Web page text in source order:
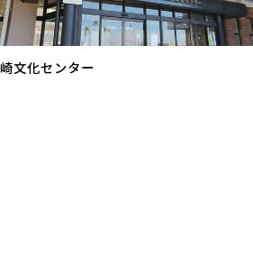
文化センター